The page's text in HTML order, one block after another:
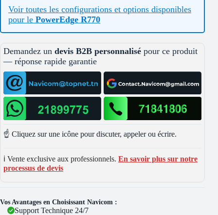
Voir toutes les configurations et options disponibles
pour le PowerEdge R770
Demandez un devis B2B personnalisé pour ce produit
— réponse rapide garantie
☝️ Cliquez sur une icône pour discuter, appeler ou écrire.
ℹ️ Vente exclusive aux professionnels. En savoir plus sur notre
processus de devis
Vos Avantages en Choisissant Navicom :
Support Technique 24/7